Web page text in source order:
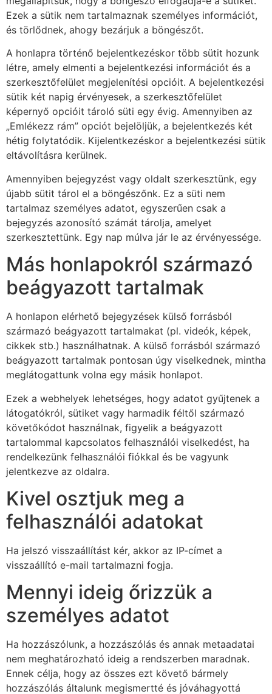
Ezek a sütik nem tartalmaznak személyes információt,
és törlődnek, ahogy bezárjuk a böngészőt.
A honlapra történő bejelentkezéskor több sütit hozunk
létre, amely elmenti a bejelentkezési információt és a
szerkesztőfelület megjelenítési opcióit. A bejelentkezési
sütik két napig érvényesek, a szerkesztőfelület
képernyő opcióit tároló süti egy évig. Amennyiben az
„Emlékezz rám” opciót bejelöljük, a bejelentkezés két
hétig folytatódik. Kijelentkezéskor a bejelentkezési sütik
eltávolításra kerülnek.
Amennyiben bejegyzést vagy oldalt szerkesztünk, egy
újabb sütit tárol el a böngészőnk. Ez a süti nem
tartalmaz személyes adatot, egyszerűen csak a
bejegyzés azonosító számát tárolja, amelyet
szerkesztettünk. Egy nap múlva jár le az érvényessége.
Más honlapokról származó
beágyazott tartalmak
A honlapon elérhető bejegyzések külső forrásból
származó beágyazott tartalmakat (pl. videók, képek,
cikkek stb.) használhatnak. A külső forrásból származó
beágyazott tartalmak pontosan úgy viselkednek, mintha
meglátogattunk volna egy másik honlapot.
Ezek a webhelyek lehetséges, hogy adatot gyűjtenek a
látogatókról, sütiket vagy harmadik féltől származó
követőkódot használnak, figyelik a beágyazott
tartalommal kapcsolatos felhasználói viselkedést, ha
rendelkezünk felhasználói fiókkal és be vagyunk
jelentkezve az oldalra.
Kivel osztjuk meg a
felhasználói adatokat
Ha jelszó visszaállítást kér, akkor az IP-címet a
visszaállító e-mail tartalmazni fogja.
Mennyi ideig őrizzük a
személyes adatot
Ha hozzászólunk, a hozzászólás és annak metaadatai
nem meghatározható ideig a rendszerben maradnak.
Ennek célja, hogy az összes ezt követő bármely
hozzászólás általunk megismertté és jóváhagyottá